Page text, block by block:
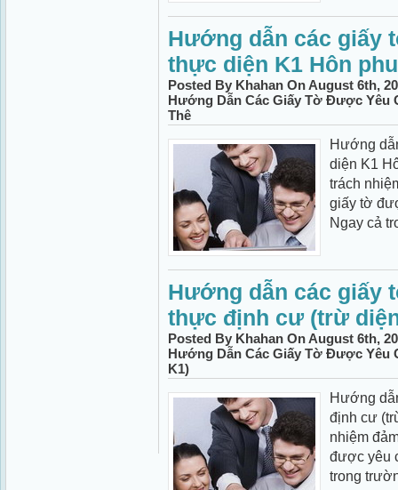
Hướng dẫn các giấy
thực diện K1 Hôn
Posted By Khahan On August 6th,
Hướng Dẫn Các Giấy Tờ Được Yêu
Thê
Hướng
diện K1
trách
giấy tờ
Ngay cả
Hướng dẫn các giấy
thực định cư (trừ
Posted By Khahan On August 6th,
Hướng Dẫn Các Giấy Tờ Được
K1)
Hướng
định cư
nhiệm
được yêu
trong